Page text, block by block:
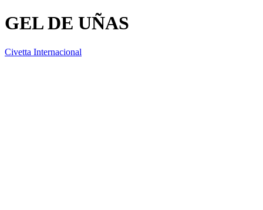
GEL DE UÑAS
Civetta Internacional